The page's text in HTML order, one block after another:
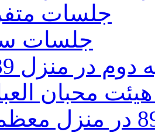
جلسات
جلسات
در منزل 1389